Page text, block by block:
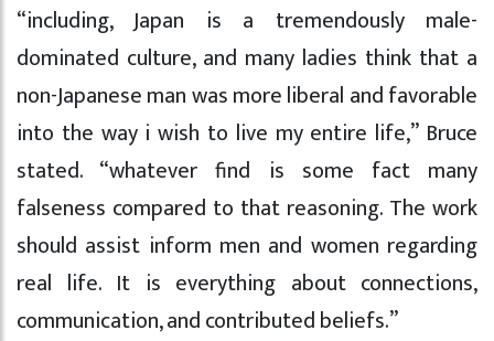
“including, Japan is a tremendously male-
dominated culture, and many ladies think that a
non-Japanese man was more liberal and favorable
into the way i wish to live my entire life,” Bruce
stated. “whatever find is some fact many
falseness compared to that reasoning. The work
should assist inform men and women regarding
real life. It is everything about connections,
communication, and contributed beliefs.”